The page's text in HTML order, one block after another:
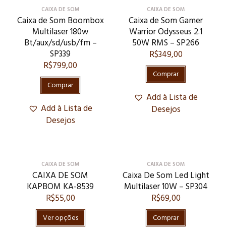
CAIXA DE SOM
Caixa de Som Boombox
Multilaser 180w
Bt/aux/sd/usb/fm –
SP339
R$799,00
Comprar
Add à Lista de
Desejos
CAIXA DE SOM
Caixa de Som Gamer
Warrior Odysseus 2.1
50W RMS – SP266
R$349,00
Comprar
Add à Lista de
Desejos
CAIXA DE SOM
CAIXA DE SOM
KAPBOM KA-8539
R$55,00
Ver opções
CAIXA DE SOM
Caixa De Som Led Light
Multilaser 10W – SP304
R$69,00
Comprar